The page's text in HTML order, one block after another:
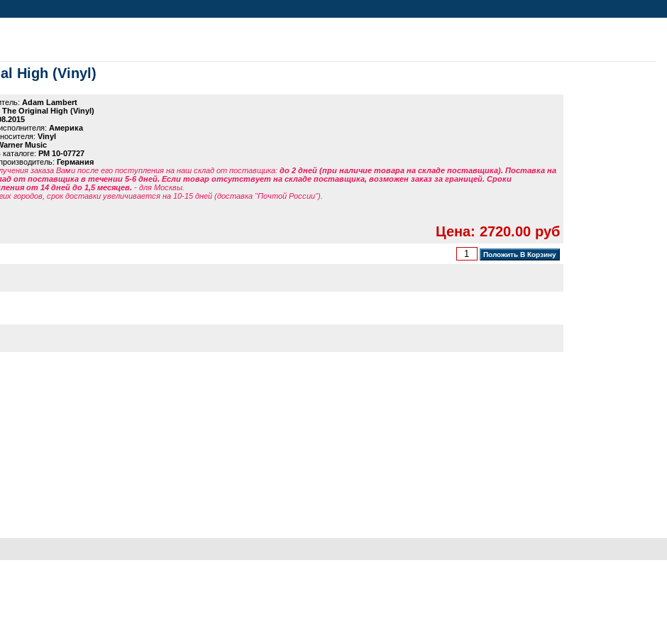
High (Vinyl)
Adam Lambert
The Original High (Vinyl)
Америка
Vinyl
Music
PM 10-07727
Германия
заказа Вами после его поступления на наш склад от поставщика: до 2 дней (при наличие товара на складе поставщика). Поставка на
от поставщика в течении 5-6 дней. Если товар отсутствует на складе поставщика, возможен заказ за границей. Сроки
от 14 дней до 1,5 месяцев. - для Москвы.
городов, срок доставки увеличивается на 10-15 дней (доставка "Почтой России").
Цена: 2720.00 руб